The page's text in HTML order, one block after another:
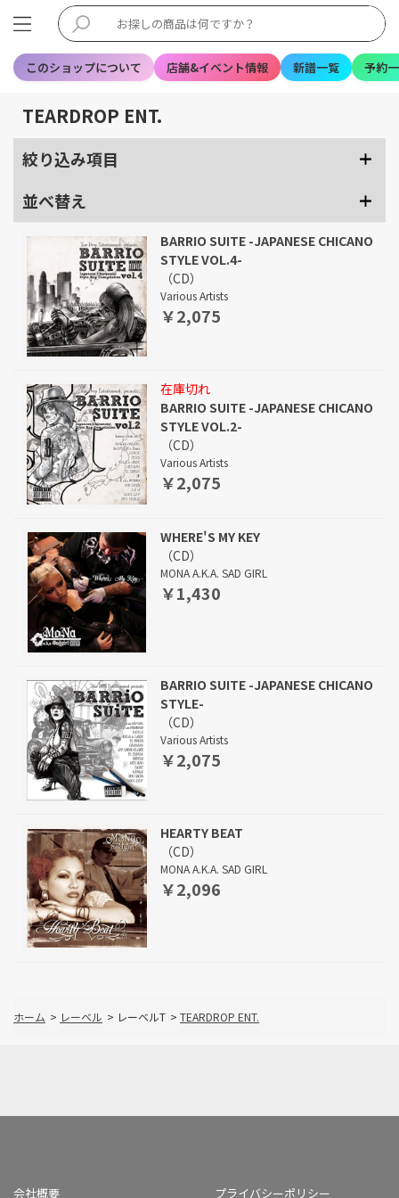
このショップについて 店舗&イベント情報 新譜一覧 予約
TEARDROP ENT.
絞り込み項目
並べ替え
BARRIO SUITE -JAPANESE CHICANO
STYLE VOL.4-
（CD）
Various Artists
￥2,075
在庫切れ
BARRIO SUITE -JAPANESE CHICANO
STYLE VOL.2-
（CD）
Various Artists
￥2,075
WHERE'S MY KEY
（CD）
MONA A.K.A. SAD GIRL
￥1,430
BARRIO SUITE -JAPANESE CHICANO
STYLE-
（CD）
Various Artists
￥2,075
HEARTY BEAT
（CD）
MONA A.K.A. SAD GIRL
￥2,096
ホーム > レーベル > レーベルT > TEARDROP ENT.
会社概要 プライバシーポリシー